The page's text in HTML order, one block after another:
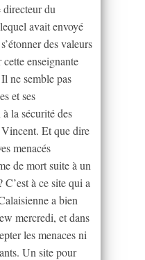
du
avait envoyé
des valeurs
enseignante
ne semble pas
et ses
la sécurité des
Et que dire
menacés
de mort suite à un
à ce site qui a
a bien
mercredi, et dans
les menaces ni
Un site pour